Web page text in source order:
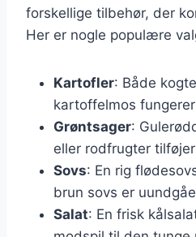
forskellige tilbehør, der
Her er nogle populære
Kartofler: Både
kartoffelmos
Grøntsager:
eller rodfrugter
Sovs: En rig
brun sovs er
Salat: En frisk